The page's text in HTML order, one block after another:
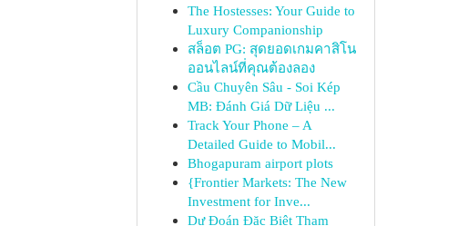
The Hostesses: Your Guide to
Luxury Companionship
สล็อต PG: สุดยอดเกมคาสิโน
ออนไลน์ที่คุณต้องลอง
Cầu Chuyên Sâu - Soi Kép
MB: Đánh Giá Dữ Liệu ...
Track Your Phone – A
Detailed Guide to Mobil...
Bhogapuram airport plots
{Frontier Markets: The New
Investment for Inve...
Dự Đoán Đặc Biệt Tham